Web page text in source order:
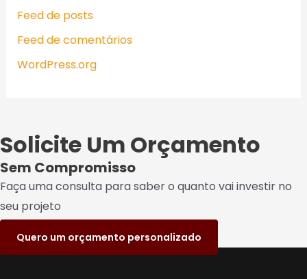
Feed de posts
Feed de comentários
WordPress.org
Solicite Um Orçamento
Sem Compromisso
Faça uma consulta para saber o quanto vai investir no
seu projeto
Quero um orçamento personalizado